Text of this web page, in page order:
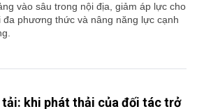
vào sâu trong nội địa, giảm áp lực cho
phương thức và nâng năng lực cạnh
khi phát thải của đối tác trở